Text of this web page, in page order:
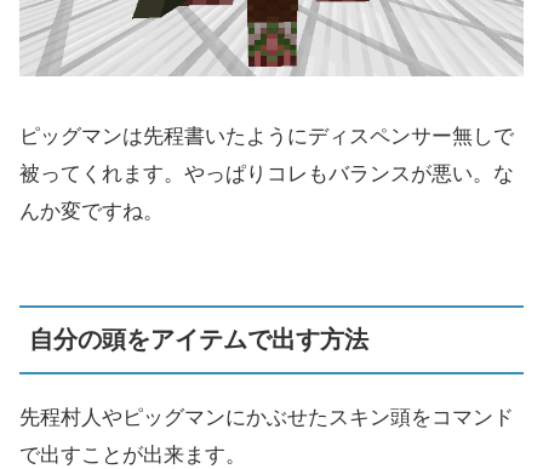
ピッグマンは先程書いたようにディスペンサー無しで
被ってくれます。やっぱりコレもバランスが悪い。な
んか変ですね。
自分の頭をアイテムで出す方法
先程村人やピッグマンにかぶせたスキン頭をコマンド
で出すことが出来ます。